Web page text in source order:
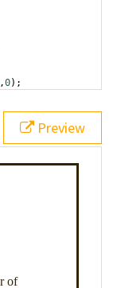
,0);
bottom ,
Preview